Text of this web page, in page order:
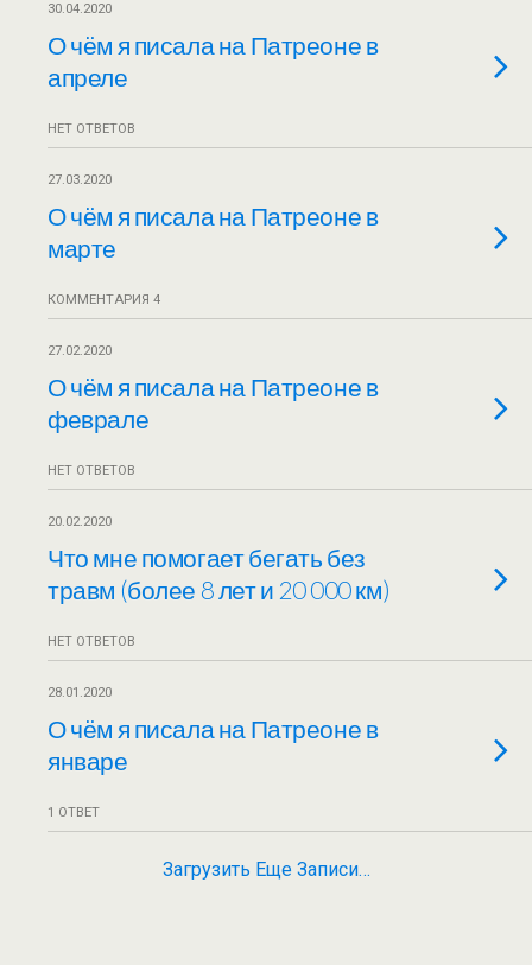
30.04.2020
О чём я писала на Патреоне в
апреле
НЕТ ОТВЕТОВ
27.03.2020
О чём я писала на Патреоне в
марте
КОММЕНТАРИЯ 4
27.02.2020
О чём я писала на Патреоне в
феврале
НЕТ ОТВЕТОВ
20.02.2020
Что мне помогает бегать без
травм (более 8 лет и 20 000 км)
НЕТ ОТВЕТОВ
28.01.2020
О чём я писала на Патреоне в
январе
1 ОТВЕТ
Загрузить Еще Записи…